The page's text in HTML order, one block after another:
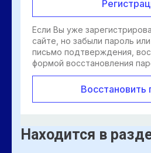
Если Вы уже
сайте, но забыли пароль
письмо подтверждения,
формой восстановления
Восстановить
Находится в